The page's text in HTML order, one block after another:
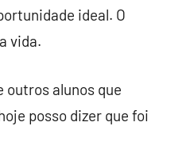
ideal. O
vida.
outros alunos que
posso dizer que foi